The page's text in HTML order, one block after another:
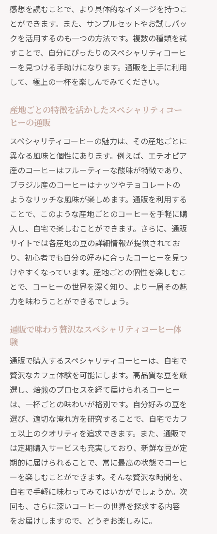
通販限定の希少なスペシャリティコーヒー
を発見
希少なスペシャリティコーヒーを通販
で見つける
通販限定の特別なコーヒー豆の魅力
通販で手に入れる方法
通販で手に入る希少なコーヒー豆の楽
しみ方
限定コーヒーを通販で見つけるポイン
ト
通販でしか手に入らない特別なコーヒ
ーの魅力
自分だけの特別な一杯を通販で見つける喜
び
通販で自分好みのコーヒーを見つける
方法
特別な一杯を見つける通販の楽しみ方
自分だけのスペシャリティコーヒーを
通販で探す
通販で手に入れるオリジナルなコーヒ
特別な一杯を通販で選ぶポイント
通販で見つけるパーソナライズされた
コーヒー
通販で始めるスペシャリティコーヒーの新
しい楽しみ方
通販を活用したコーヒーライフの新提
案
新しいコーヒーの楽しみ方を通販で発
見
通販で始めるスペシャリティコーヒー
の魅力
通販で広がるコーヒーの楽しみ方の幅
感想を読むことで、より具体的なイメージを持つこ
とができます。また、サンプルセットやお試しパッ
クを活用するのも一つの方法です。複数の種類を試
すことで、自分にぴったりのスペシャリティコーヒ
ーを見つける手助けになります。通販を上手に利用
して、極上の一杯を楽しんでみてください。
産地ごとの特徴を活かしたスペシャリティコー
ヒーの通販
スペシャリティコーヒーの魅力は、その産地ごとに
異なる風味と個性にあります。例えば、エチオピア
産のコーヒーはフルーティーな酸味が特徴であり、
ブラジル産のコーヒーはナッツやチョコレートの
ようなリッチな風味が楽しめます。通販を利用する
ことで、このような産地ごとのコーヒーを手軽に購
入し、自宅で楽しむことができます。さらに、通販
サイトでは各産地の豆の詳細情報が提供されてお
り、初心者でも自分の好みに合ったコーヒーを見つ
けやすくなっています。産地ごとの個性を楽しむこ
とで、コーヒーの世界を深く知り、より一層その魅
力を味わうことができるでしょう。
通販で味わう贅沢なスペシャリティコーヒー体
験
通販で購入するスペシャリティコーヒーは、自宅で
贅沢なカフェ体験を可能にします。高品質な豆を厳
選し、焙煎のプロセスを経て届けられるコーヒー
は、一杯ごとの味わいが格別です。自分好みの豆を
選び、適切な淹れ方を研究することで、自宅でカフ
ェ以上のクオリティを追求できます。また、通販で
は定期購入サービスも充実しており、新鮮な豆が定
期的に届けられることで、常に最高の状態でコーヒ
ーを楽しむことができます。そんな贅沢な時間を、
自宅で手軽に味わってみてはいかがでしょうか。次
回も、さらに深いコーヒーの世界を探求する内容
をお届けしますので、どうぞお楽しみに。